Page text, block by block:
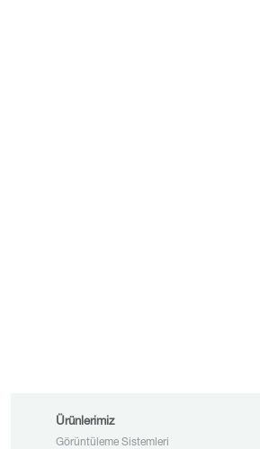
Ürünlerimiz
Görüntüleme Sistemleri